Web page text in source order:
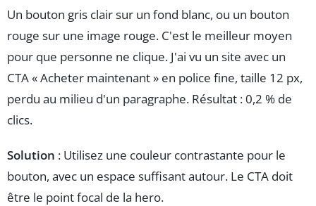
Un bouton gris clair sur un fond blanc, ou un bouton
rouge sur une image rouge. C'est le meilleur moyen
pour que personne ne clique. J'ai vu un site avec un
CTA « Acheter maintenant » en police fine, taille 12 px,
perdu au milieu d'un paragraphe. Résultat : 0,2 % de
clics.
Solution : Utilisez une couleur contrastante pour le
bouton, avec un espace suffisant autour. Le CTA doit
être le point focal de la hero.